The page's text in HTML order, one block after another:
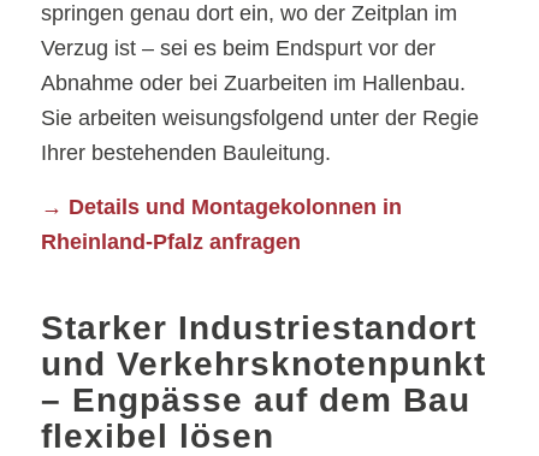
springen genau dort ein, wo der Zeitplan im
Verzug ist – sei es beim Endspurt vor der
Abnahme oder bei Zuarbeiten im Hallenbau.
Sie arbeiten weisungsfolgend unter der Regie
Ihrer bestehenden Bauleitung.
→ Details und Montagekolonnen in
Rheinland-Pfalz anfragen
Starker Industriestandort
und Verkehrsknotenpunkt
– Engpässe auf dem Bau
flexibel lösen